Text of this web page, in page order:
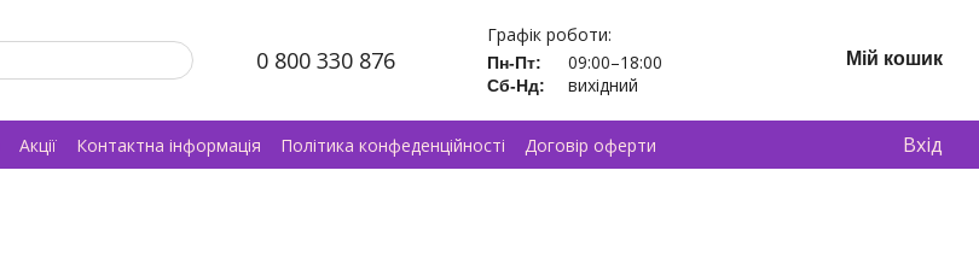
0 800 330 876
Графік роботи:
Пн-Пт: 09:00–18:00
Сб-Нд: вихідний
Мій кошик
Акції Контактна інформація Політика конфеденційності
Договір оферти
Вхід